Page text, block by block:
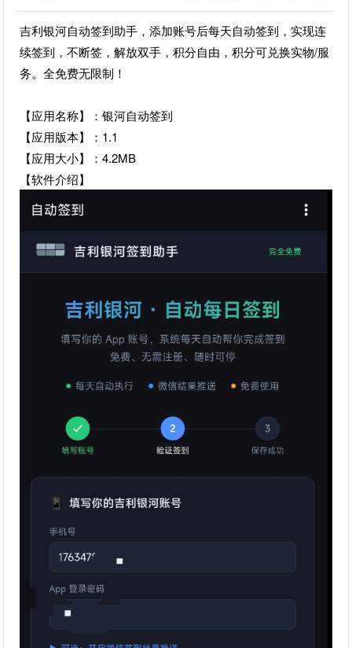
吉利银河自动签到助手，添加账号后每天自动签到，实现连
续签到，不断签，解放双手，积分自由，积分可兑换实物/服
务。全免费无限制！
【应用名称】：银河自动签到
【应用版本】：1.1
【应用大小】：4.2MB
【软件介绍】